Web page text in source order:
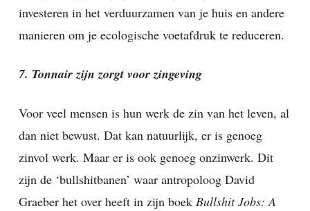
investeren in het verduurzamen van je huis en andere
manieren om je ecologische voetafdruk te reduceren.
7. Tonnair zijn zorgt voor zingeving
Voor veel mensen is hun werk de zin van het leven, al
dan niet bewust. Dat kan natuurlijk, er is genoeg
zinvol werk. Maar er is ook genoeg onzinwerk. Dit
zijn de ‘bullshitbanen’ waar antropoloog David
Graeber het over heeft in zijn boek Bullshit Jobs: A